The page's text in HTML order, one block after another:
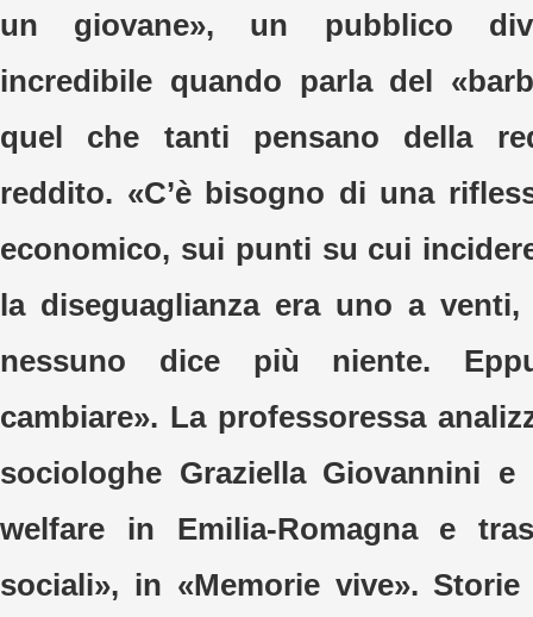
un giovane», un pubblico
incredibile quando parla del
quel che tanti pensano della
reddito. «C’è bisogno di una
economico, sui punti su cui
la diseguaglianza era uno a
nessuno dice più niente.
cambiare». La professoressa
sociologhe Graziella Giovannini
welfare in Emilia-Romagna e
sociali», in «Memorie vive».